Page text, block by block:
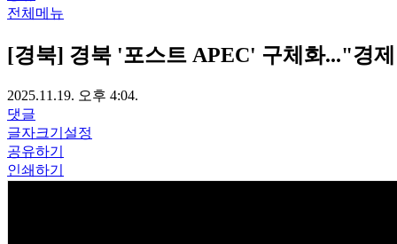
전체메뉴
[경북] 경북 '포스트 APEC' 구체화..."경
2025.11.19. 오후 4:04.
댓글
글자크기설정
공유하기
인쇄하기